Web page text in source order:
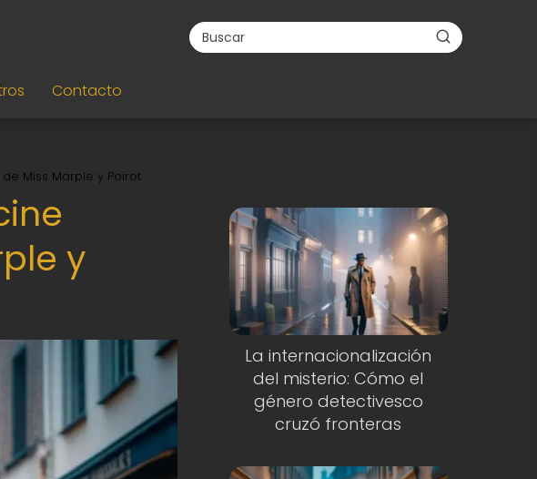
Contacto
Miss Marple y Poirot
y
La internacionalización
del misterio: Cómo el
género detectivesco
cruzó fronteras